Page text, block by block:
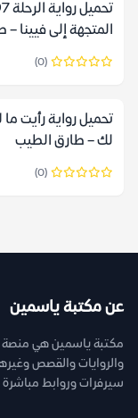
تحميل
المتجهة إلى فيينا –
الطيب
(0)
تحميل رواية رأيت ما
لك – طارق الطيب
(0)
عن مكتبة ياسمين
مكتبة ياسمين هي منصة
سيرفرات وروابط مباشرة